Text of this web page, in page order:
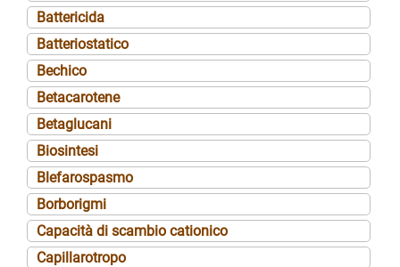
Battericida
Batteriostatico
Bechico
Betacarotene
Betaglucani
Biosintesi
Blefarospasmo
Borborigmi
Capacità di scambio cationico
Capillarotropo